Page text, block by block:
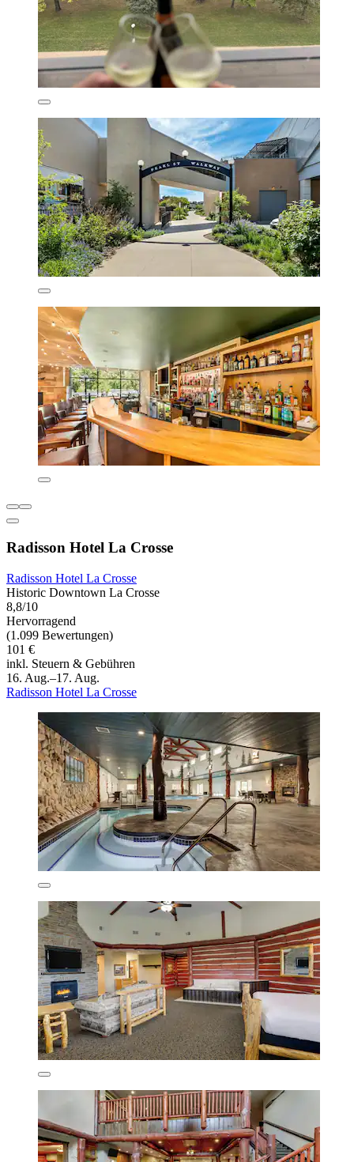
Radisson Hotel La Crosse
Radisson Hotel La Crosse
Historic Downtown La Crosse
8,8/10
Hervorragend
(1.099 Bewertungen)
101 €
inkl. Steuern & Gebühren
16. Aug.–17. Aug.
Radisson Hotel La Crosse